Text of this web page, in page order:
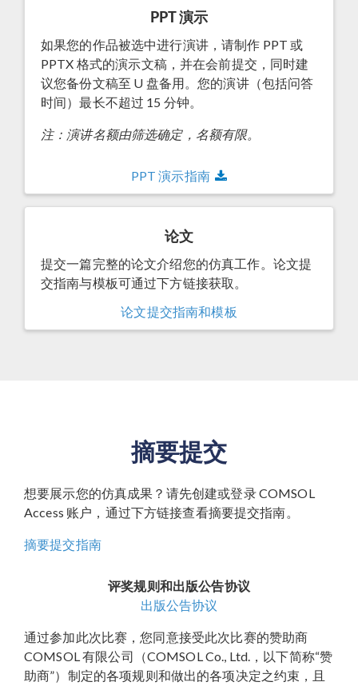
PPT 演示
如果您的作品被选中进行演讲，请制作 PPT 或
PPTX 格式的演示文稿，并在会前提交，同时建
议您备份文稿至 U 盘备用。您的演讲（包括问答
时间）最长不超过 15 分钟。
注：演讲名额由筛选确定，名额有限。
PPT 演示指南
论文
提交一篇完整的论文介绍您的仿真工作。论文提
交指南与模板可通过下方链接获取。
论文提交指南和模板
摘要提交
想要展示您的仿真成果？请先创建或登录 COMSOL
Access 账户，通过下方链接查看摘要提交指南。
摘要提交指南
评奖规则和出版公告协议
出版公告协议
通过参加此次比赛，您同意接受此次比赛的赞助商
COMSOL 有限公司（COMSOL Co., Ltd.，以下简称“赞
助商”）制定的各项规则和做出的各项决定之约束，且